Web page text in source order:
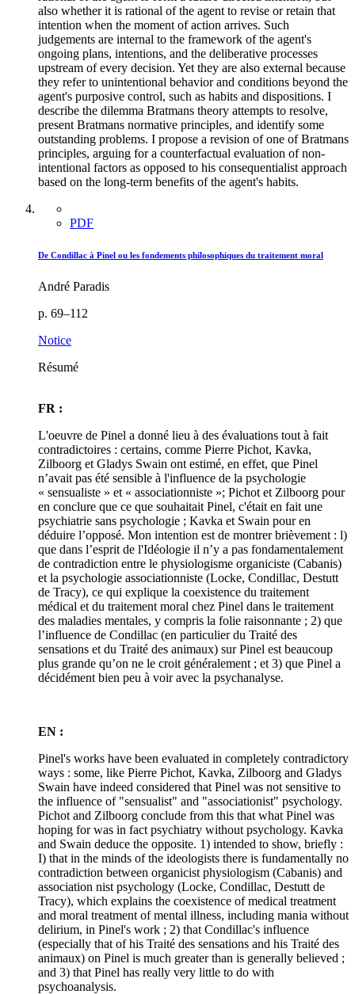
also whether it is rational of the agent to revise or retain that
intention when the moment of action arrives. Such
judgements are internal to the framework of the agent's
ongoing plans, intentions, and the deliberative processes
upstream of every decision. Yet they are also external because
they refer to unintentional behavior and conditions beyond the
agent's purposive control, such as habits and dispositions. I
describe the dilemma Bratmans theory attempts to resolve,
present Bratmans normative principles, and identify some
outstanding problems. I propose a revision of one of Bratmans
principles, arguing for a counterfactual evaluation of non-
intentional factors as opposed to his consequentialist approach
based on the long-term benefits of the agent's habits.
PDF
De Condillac à Pinel ou les fondements philosophiques du traitement moral
André Paradis
p. 69–112
Notice
Résumé
FR :
L'oeuvre de Pinel a donné lieu à des évaluations tout à fait
contradictoires : certains, comme Pierre Pichot, Kavka,
Zilboorg et Gladys Swain ont estimé, en effet, que Pinel
n’avait pas été sensible à l'influence de la psychologie
« sensualiste » et « associationniste »; Pichot et Zilboorg pour
en conclure que ce que souhaitait Pinel, c'était en fait une
psychiatrie sans psychologie ; Kavka et Swain pour en
déduire l’opposé. Mon intention est de montrer brièvement : l)
que dans l’esprit de l'Idéologie il n’y a pas fondamentalement
de contradiction entre le physiologisme organiciste (Cabanis)
et la psychologie associationniste (Locke, Condillac, Destutt
de Tracy), ce qui explique la coexistence du traitement
médical et du traitement moral chez Pinel dans le traitement
des maladies mentales, y compris la folie raisonnante ; 2) que
l’influence de Condillac (en particulier du Traité des
sensations et du Traité des animaux) sur Pinel est beaucoup
plus grande qu’on ne le croit généralement ; et 3) que Pinel a
décidément bien peu à voir avec la psychanalyse.
EN :
Pinel's works have been evaluated in completely contradictory
ways : some, like Pierre Pichot, Kavka, Zilboorg and Gladys
Swain have indeed considered that Pinel was not sensitive to
the influence of "sensualist" and "associationist" psychology.
Pichot and Zilboorg conclude from this that what Pinel was
hoping for was in fact psychiatry without psychology. Kavka
and Swain deduce the opposite. 1) intended to show, briefly :
I) that in the minds of the ideologists there is fundamentally no
contradiction between organicist physiologism (Cabanis) and
association nist psychology (Locke, Condillac, Destutt de
Tracy), which explains the coexistence of medical treatment
and moral treatment of mental illness, including mania without
delirium, in Pinel's work ; 2) that Condillac's influence
(especially that of his Traité des sensations and his Traité des
animaux) on Pinel is much greater than is generally believed ;
and 3) that Pinel has really very little to do with
psychoanalysis.